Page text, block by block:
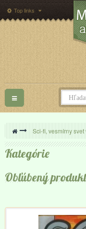
Top links
Toggle
navigation
> Sci-fi, vesmírny
Kategórie
Obľúbený